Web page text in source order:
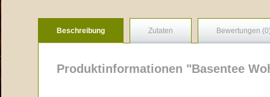
Beschreibung Zutaten Bewertungen
Produktinformationen "Basentee